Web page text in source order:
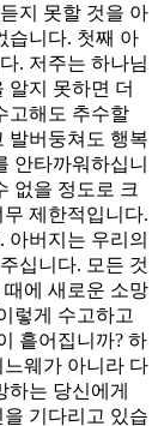
지 못할 것을 아
습니다. 첫째 아
. 저주는 하나님
알지 못하면 더
고해도 추수할
발버둥쳐도 행복
안타까워하십니
없을 정도로 크
제한적입니다.
아버지는 우리의
십니다. 모든 것
에 새로운 소망
렇게 수고하고
흩어집니까? 하
웨가 아니라 다
는 당신에게
기다리고 있습